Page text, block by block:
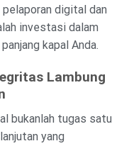
digital dan
investasi dalam
kapal Anda.
Lambung
bukanlah tugas satu
yang